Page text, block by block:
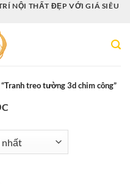
NỘI THẤT ĐẸP VỚI GIÁ SIÊU
treo tường 3d chim công”